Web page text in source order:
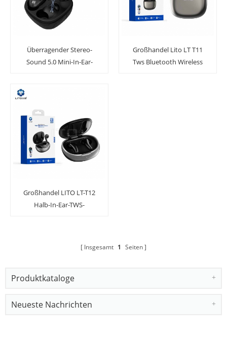
Überragender Stereo-
Sound 5.0 Mini-In-Ear-
Großhandel Lito LT T11
Tws Bluetooth Wireless
Großhandel LITO LT-T12
Halb-In-Ear-TWS-
Insgesamt 1 Seiten
Produktkataloge
Neueste Nachrichten